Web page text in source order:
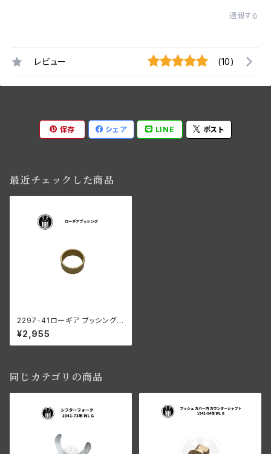
通報する
レビュー (10)
保存 シェア LINE ポスト
最近チェックした商品
2297-41ローギア ブッシング
ハーレーダビッドソン 1941-73
年 WL G ミッション
¥2,955
同じカテゴリの商品